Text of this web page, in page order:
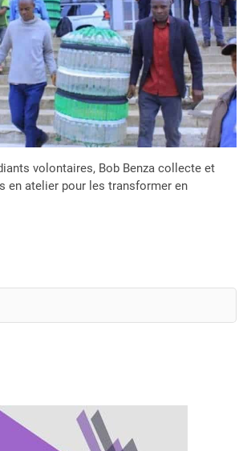
volontaires, Bob Benza collecte et
en atelier pour les transformer en